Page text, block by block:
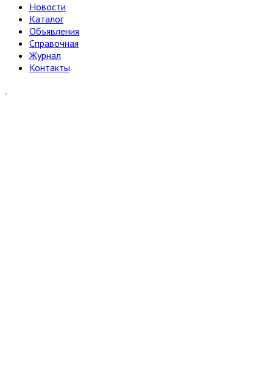
Новости
Каталог
Объявления
Справочная
Журнал
Контакты